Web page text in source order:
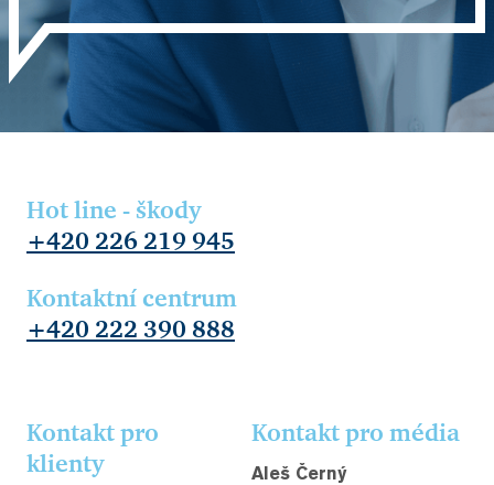
Hot line - škody
+420 226 219 945
Kontaktní centrum
+420 222 390 888
Kontakt pro
klienty
Kontakt pro média
Aleš Černý